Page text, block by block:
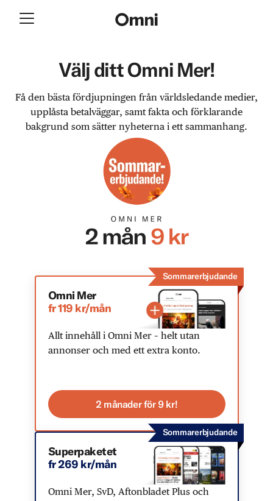
Välj ditt Omni Mer!
Få den bästa fördjupningen från världsledande medier,
upplåsta betalväggar, samt fakta och förklarande
bakgrund som sätter nyheterna i ett sammanhang.
Sommarerbjudande
Omni Mer
fr 119 kr/mån
Allt innehåll i Omni Mer – helt utan
annonser och med ett extra konto.
2 månader för 9 kr!
Sommarerbjudande
Superpaketet
fr 269 kr/mån
Omni Mer, SvD, Aftonbladet Plus och